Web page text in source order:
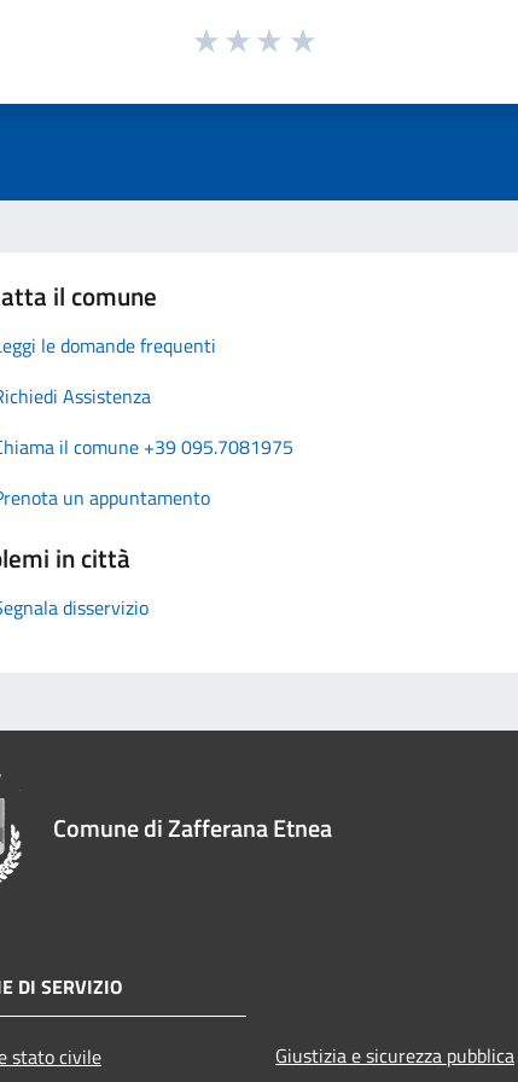
il comune
le domande frequenti
Assistenza
il comune +39 095.7081975
un appuntamento
in città
disservizio
Comune di Zafferana Etnea
DI SERVIZIO
stato civile Giustizia e sicurezza pubblica